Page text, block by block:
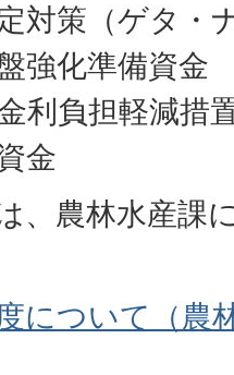
対策（ゲタ・
強化準備資金
利負担軽減措
金
、農林水産課
について（農